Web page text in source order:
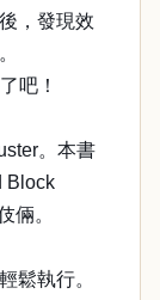
，發現效
吧！
。本書
Block
倆。
鬆執行。